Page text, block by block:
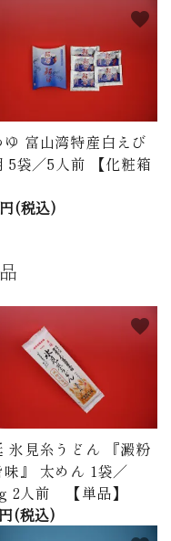
ゆ 富山湾特産白えび
5袋／5人前 【化粧箱
(税込)
favorite
氷見糸うどん 『澱粉
味』 太めん 1袋／
2人前 【単品】
(税込)
favorite